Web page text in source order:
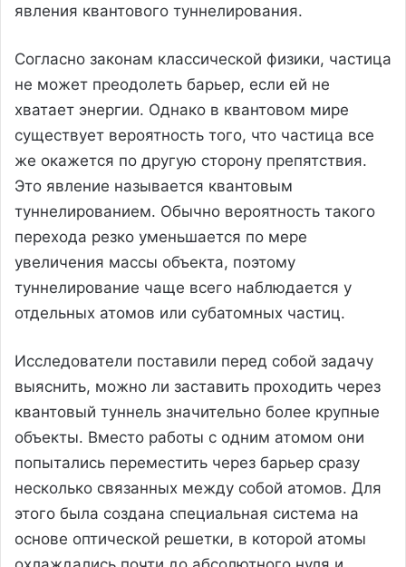
явления квантового туннелирования.
Согласно законам классической физики, частица
не может преодолеть барьер, если ей не
хватает энергии. Однако в квантовом мире
существует вероятность того, что частица все
же окажется по другую сторону препятствия.
Это явление называется квантовым
туннелированием. Обычно вероятность такого
перехода резко уменьшается по мере
увеличения массы объекта, поэтому
туннелирование чаще всего наблюдается у
отдельных атомов или субатомных частиц.
Исследователи поставили перед собой задачу
выяснить, можно ли заставить проходить через
квантовый туннель значительно более крупные
объекты. Вместо работы с одним атомом они
попытались переместить через барьер сразу
несколько связанных между собой атомов. Для
этого была создана специальная система на
основе оптической решетки, в которой атомы